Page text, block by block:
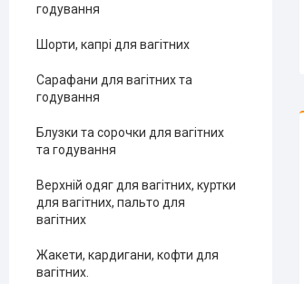
годування
Шорти, капрі для вагітних
Сарафани для вагітних та
годування
Блузки та сорочки для вагітних
та годування
Верхній одяг для вагітних, куртки
для вагітних, пальто для
вагітних
Жакети, кардигани, кофти для
вагітних.